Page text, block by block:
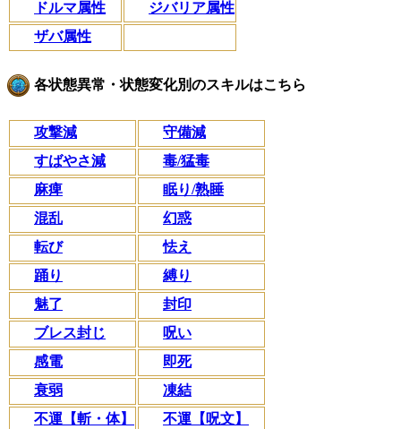
ドルマ属性
ジバリア属性
ザバ属性
各状態異常・状態変化別のスキルはこちら
攻撃減
守備減
すばやさ減
毒/猛毒
麻痺
眠り/熟睡
混乱
幻惑
転び
怯え
踊り
縛り
魅了
封印
ブレス封じ
呪い
感電
即死
衰弱
凍結
不運【斬・体】
不運【呪文】